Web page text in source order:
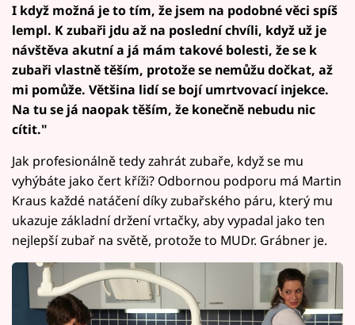
I když možná je to tím, že jsem na podobné věci spíš
lempl. K zubaři jdu až na poslední chvíli, když už je
návštěva akutní a já mám takové bolesti, že se k
zubaři vlastně těším, protože se nemůžu dočkat, až
mi pomůže. Většina lidí se bojí umrtvovací injekce.
Na tu se já naopak těším, že konečně nebudu nic
cítit."
Jak profesionálně tedy zahrát zubaře, když se mu
vyhýbáte jako čert kříži? Odbornou podporu má Martin
Kraus každé natáčení díky zubařského páru, který mu
ukazuje základní držení vrtačky, aby vypadal jako ten
nejlepší zubař na světě, protože to MUDr. Grábner je.